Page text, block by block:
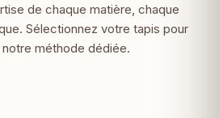
de chaque matière, chaque
Sélectionnez votre tapis pour
méthode dédiée.